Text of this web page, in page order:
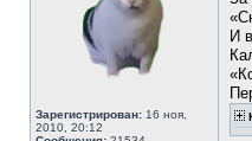
Зарегистрирован: 16 ноя,
2010, 20:12
И